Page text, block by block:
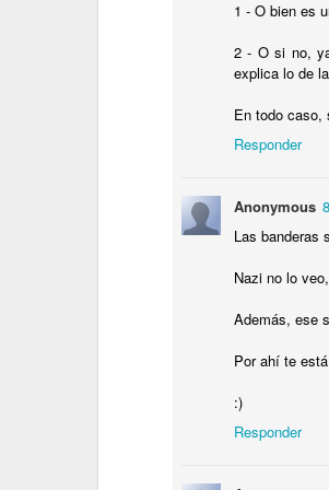
1 - O bien es
2 - O si no,
explica lo de
En todo caso,
Responder
Anonymous
Las banderas
Nazi no lo
Además, ese
Por ahí te
:)
Responder
y